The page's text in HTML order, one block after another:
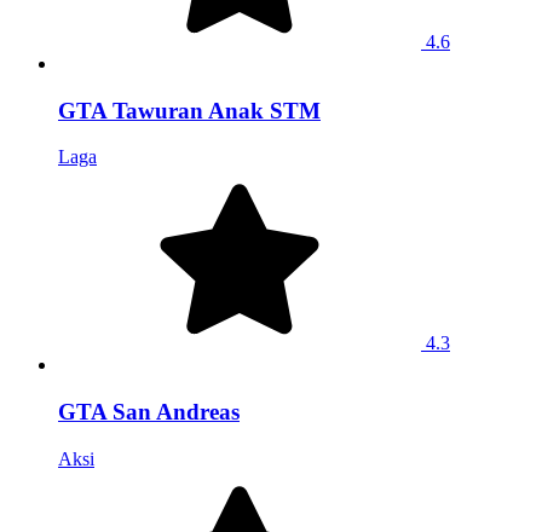
4.6
GTA Tawuran Anak STM
Laga
4.3
GTA San Andreas
Aksi